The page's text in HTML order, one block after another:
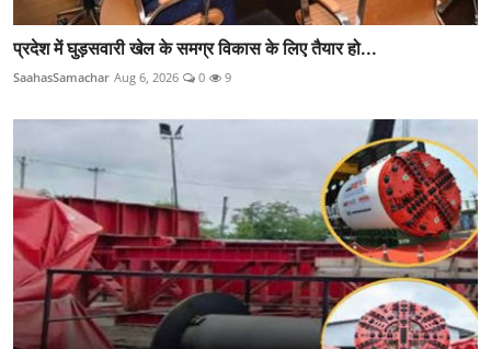
प्रदेश में घुड़सवारी खेल के समग्र विकास के लिए तैयार हो...
SaahasSamachar Aug 6, 2026 0 9